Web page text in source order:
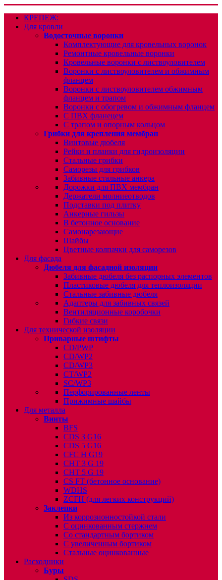
КРЕПЕЖ:
Для кровли
Водосточные воронки
Комплектующие для кровельных воронок
Ремонтные кровельные воронки
Кровельные воронки с листвоуловителем
Воронки с листвоуловителем и обжимным
фланцем
Воронки с листвоуловителем обжимным
фланцем и трапом
Воронки с обогревом и обжимным фланцем
С ПВХ фланецем
С трапом и опорным кольцом
Грибки для крепления мембран
Винтовые дюбеля
Рейки и планки для гидроизоляции
Стальные грибки
Саморезы для грибков
Забивные стальные анкера
Дорожки для ПВХ мембран
Держатели молниеотводов
Подставки под плитку
Анкерные гильзы
В бетонное основание
Самонарезающие
Шайбы
Цветные колпачки для саморезов
Для фасада
Дюбеля для фасадной изоляции
Забивные дюбеля без распорных элементов
Пластиковые дюбеля для теплоизоляции
Стальные забивные дюбеля
Адаптеры для забивных связей
Вентиляционные коробочки
Гибкие связи
Для технической изоляции
Приварные штифты
CD/PWP
CD/WP2
CD/WP3
CT/WP2
SC/WP3
Перфорированные ленты
Прижимные шайбы
Для металла
Винты
BFS
CDS 3 G16
CDS 5 G16
CFC H G19
CHT 3 G 19
CHT 5 G 19
CS FT (бетонное основание)
WDHS
ZCFH (для легких конструкций)
Заклепки
Из коррозионностойкой стали
С оцинкованным стержнем
Со стандартным бортиком
С увеличенным бортиком
Стальные оцинкованные
Расходники
Буры